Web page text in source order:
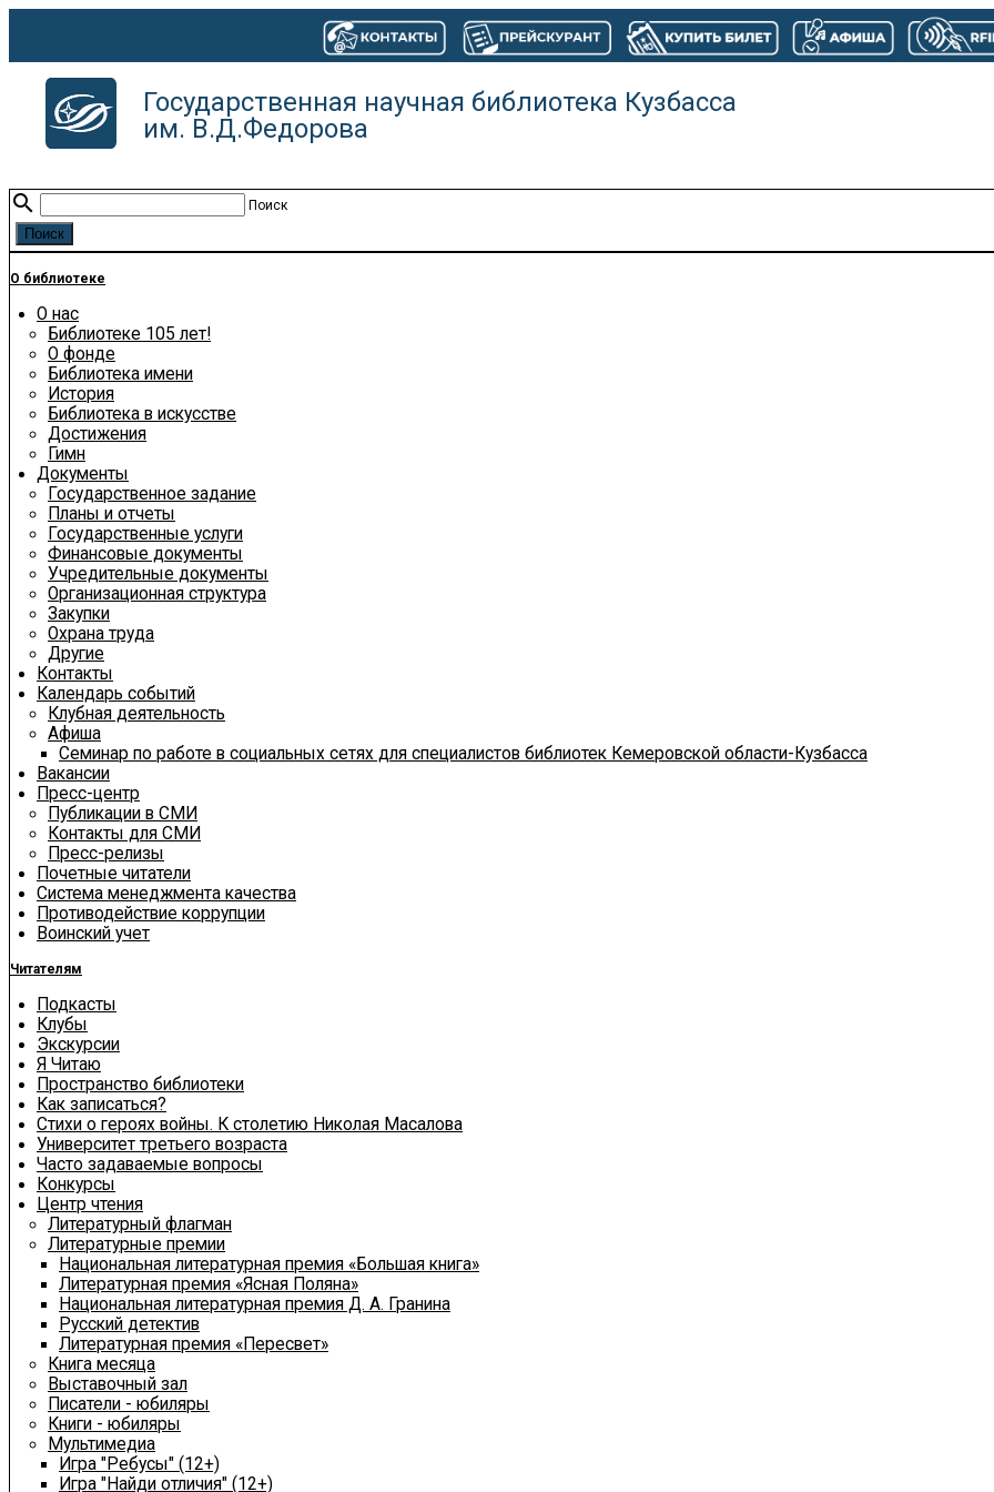
Государственная научная библиотека Кузбасса
им. В.Д.Федорова
search Поиск
О библиотеке
О нас
Библиотеке 105 лет!
О фонде
Библиотека имени
История
Библиотека в искусстве
Достижения
Гимн
Документы
Государственное задание
Планы и отчеты
Государственные услуги
Финансовые документы
Учредительные документы
Организационная структура
Закупки
Охрана труда
Другие
Контакты
Календарь событий
Клубная деятельность
Афиша
Семинар по работе в социальных сетях для специалистов библиотек Кемеровской области-Кузбасса
Вакансии
Пресс-центр
Публикации в СМИ
Контакты для СМИ
Пресс-релизы
Почетные читатели
Система менеджмента качества
Противодействие коррупции
Воинский учет
Читателям
Подкасты
Клубы
Экскурсии
Я Читаю
Пространство библиотеки
Как записаться?
Стихи о героях войны. К столетию Николая Масалова
Университет третьего возраста
Часто задаваемые вопросы
Конкурсы
Центр чтения
Литературный флагман
Литературные премии
Национальная литературная премия «Большая книга»
Литературная премия «Ясная Поляна»
Национальная литературная премия Д. А. Гранина
Русский детектив
Литературная премия «Пересвет»
Книга месяца
Выставочный зал
Писатели - юбиляры
Книги - юбиляры
Мультимедиа
Игра "Ребусы" (12+)
Игра "Найди отличия" (12+)